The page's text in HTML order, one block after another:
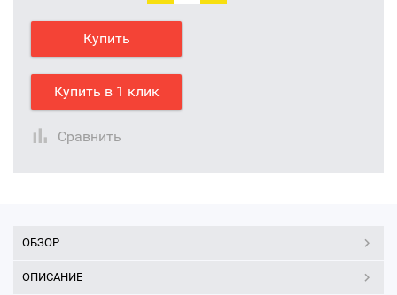
Купить
Купить в 1 клик
Сравнить
ОБЗОР
ОПИСАНИЕ